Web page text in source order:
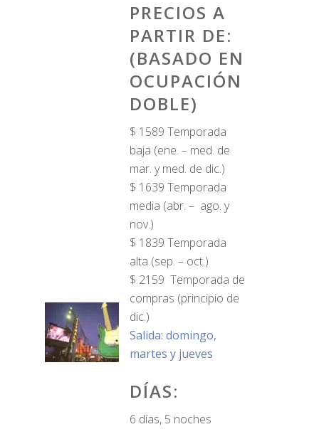
PRECIOS A
PARTIR DE:
(BASADO EN
OCUPACIÓN
DOBLE)
$ 1589 Temporada
baja (ene. – med. de
mar. y med. de dic.)
$ 1639 Temporada
media (abr. – ago. y
nov.)
$ 1839 Temporada
alta (sep. – oct.)
$ 2159 Temporada de
compras (principio de
dic.)
Salida: domingo,
martes y jueves
DÍAS:
6 días, 5 noches